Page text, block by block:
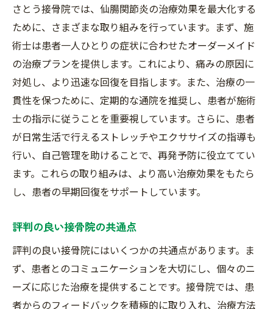
さとう接骨院では、仙腸関節炎の治療効果を最大化する
ために、さまざまな取り組みを行っています。まず、施
術士は患者一人ひとりの症状に合わせたオーダーメイド
の治療プランを提供します。これにより、痛みの原因に
対処し、より迅速な回復を目指します。また、治療の一
貫性を保つために、定期的な通院を推奨し、患者が施術
士の指示に従うことを重要視しています。さらに、患者
が日常生活で行えるストレッチやエクササイズの指導も
行い、自己管理を助けることで、再発予防に役立ててい
ます。これらの取り組みは、より高い治療効果をもたら
し、患者の早期回復をサポートしています。
評判の良い接骨院の共通点
評判の良い接骨院にはいくつかの共通点があります。ま
ず、患者とのコミュニケーションを大切にし、個々のニ
ーズに応じた治療を提供することです。接骨院では、患
者からのフィードバックを積極的に取り入れ、治療方法